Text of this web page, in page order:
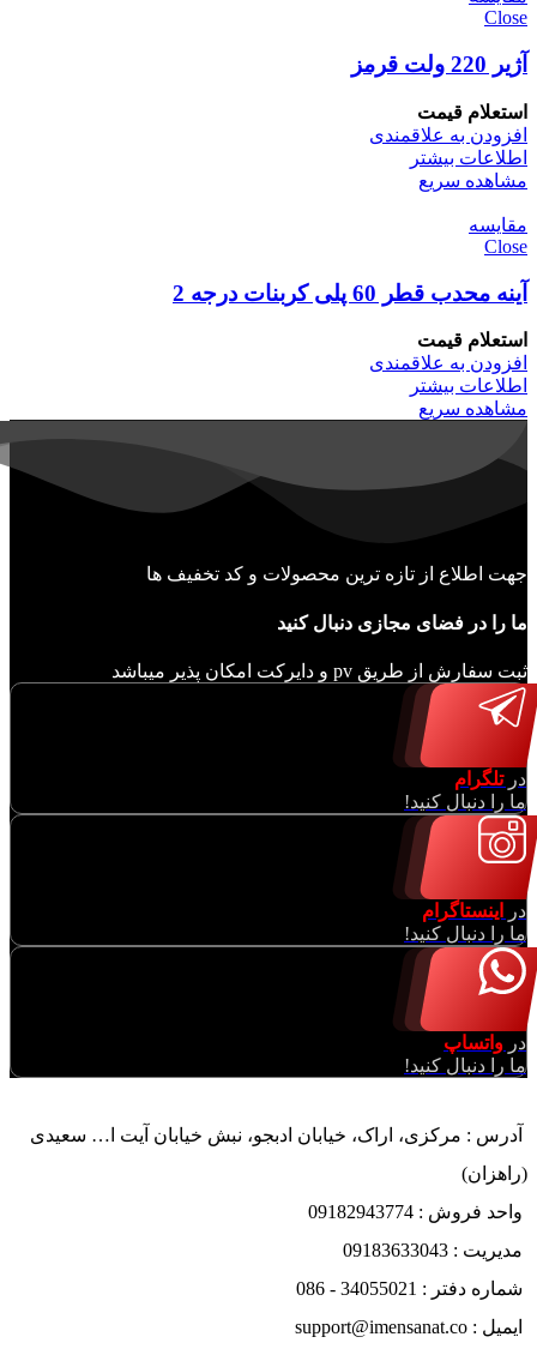
Close
آژیر 220 ولت قرمز
استعلام قیمت
افزودن به علاقمندی
اطلاعات بیشتر
مشاهده سریع
مقایسه
Close
آینه محدب قطر 60 پلی کربنات درجه 2
استعلام قیمت
افزودن به علاقمندی
اطلاعات بیشتر
مشاهده سریع
جهت اطلاع از تازه ترین محصولات و کد تخفیف ها
ما را در فضای مجازی دنبال کنید
ثبت سفارش از طریق pv و دایرکت امکان پذیر میباشد
درتلگرام
ما را دنبال کنید!
در
اینستاگرام
ما را دنبال کنید!
در واتساپ
ما را دنبال کنید!
آدرس : مرکزی، اراک، خیابان ادبجو، نبش خیابان آیت ا… سعیدی
(راهزان)
واحد فروش : 09182943774
مدیریت : 09183633043
شماره دفتر : 34055021 - 086
ایمیل : support@imensanat.co